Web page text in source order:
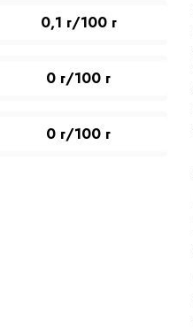
0,1 г/100 г
0 г/100 г
0 г/100 г